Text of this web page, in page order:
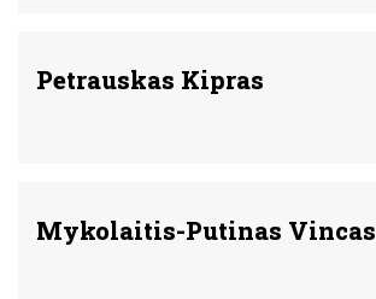
Petrauskas Kipras
Mykolaitis-Putinas Vincas